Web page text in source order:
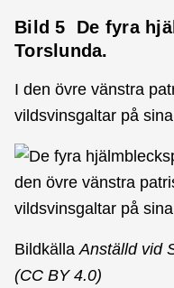
Bild 5 De fyra
Torslunda.
I den övre vänstra
vildsvinsgaltar på
Bildkälla Anställd vid
(CC BY 4.0)